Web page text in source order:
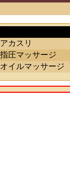
アカスリ
指圧マッサージ
オイルマッサージ